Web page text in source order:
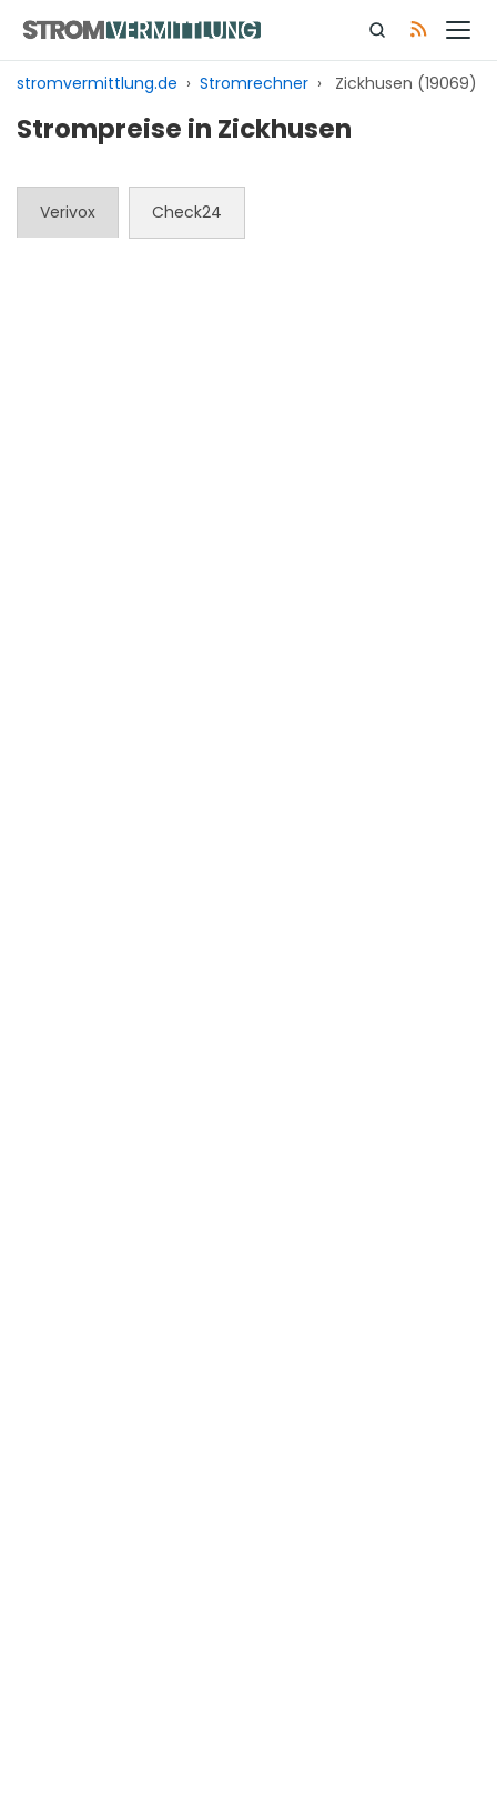
Inhalt
springen
stromvermittlung.de › Stromrechner › Zickhusen (19069)
Strompreise in Zickhusen
Verivox Check24